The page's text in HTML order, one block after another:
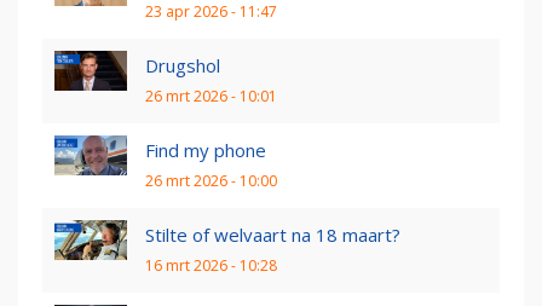
23 apr 2026 - 11:47
Drugshol
26 mrt 2026 - 10:01
Find my phone
26 mrt 2026 - 10:00
Stilte of welvaart na 18 maart?
16 mrt 2026 - 10:28